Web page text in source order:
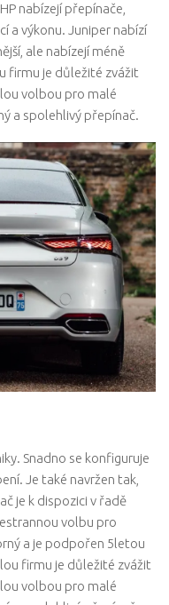
nabízejí přepínače,
a výkonu. Juniper nabízí
ale nabízejí méně
firmu je důležité zvážit
volbou pro malé
a spolehlivý přepínač.
Snadno se konfiguruje
Je také navržen tak,
je k dispozici v řadě
volbu pro
a je podpořen 5letou
firmu je důležité zvážit
volbou pro malé